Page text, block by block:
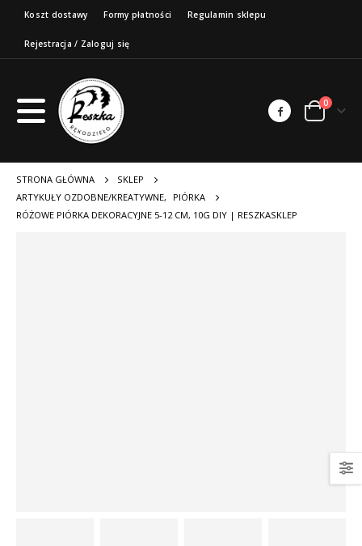
Koszt dostawy Formy płatności Regulamin sklepu
Rejestracja / Zaloguj się
0
STRONA GŁÓWNA
SKLEP
ARTYKUŁY OZDOBNE/KREATYWNE,
PIÓRKA
RÓŻOWE PIÓRKA DEKORACYJNE 5-12 CM, 10G DIY | RESZKASKLEP